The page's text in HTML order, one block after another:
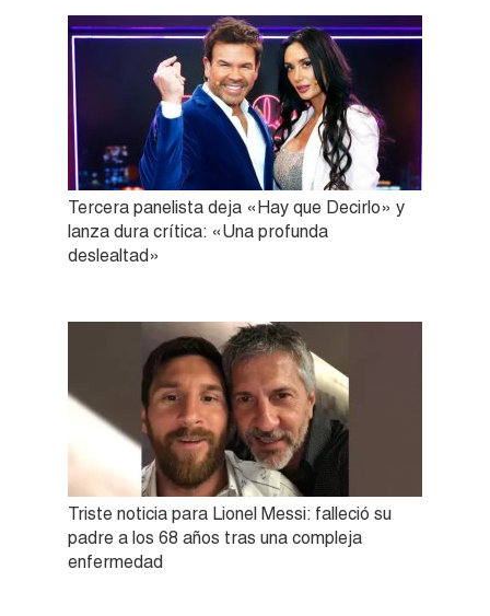
Tercera panelista deja «Hay que Decirlo» y
lanza dura crítica: «Una profunda
deslealtad»
Triste noticia para Lionel Messi: falleció su
padre a los 68 años tras una compleja
enfermedad